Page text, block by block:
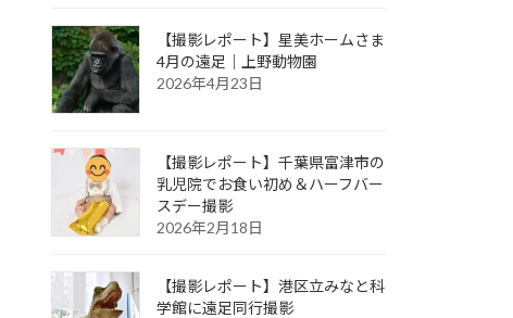
【撮影レポート】星美ホームさま
4月の遠足｜上野動物園
2026年4月23日
【撮影レポート】千葉県富津市の
乳児院でお食い初め＆ハーフバー
スデー撮影
2026年2月18日
【撮影レポート】港区立みなと科
学館に遠足同行撮影